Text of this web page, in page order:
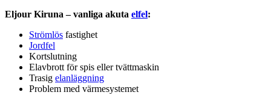
Eljour Kiruna – vanliga akuta elfel:
Strömlös fastighet
Jordfel
Kortslutning
Elavbrott för spis eller tvättmaskin
Trasig elanläggning
Problem med värmesystemet